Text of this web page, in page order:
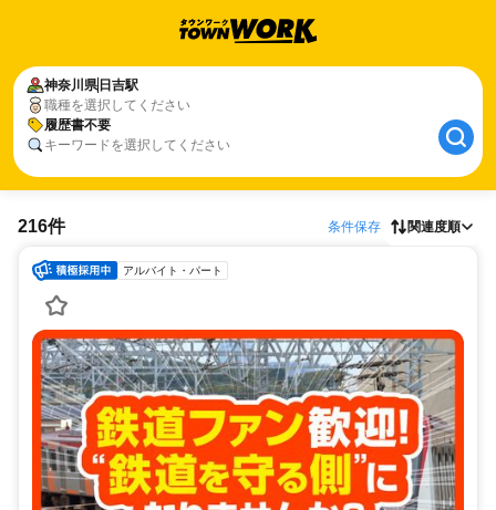
神奈川県 日吉駅
職種を選択してください
履歴書不要
キーワードを選択してください
216件 条件保存 関連度順
アルバイト・パート